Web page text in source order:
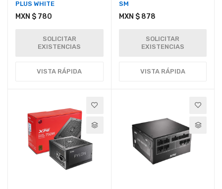
PLUS WHITE
MXN $ 780
SOLICITAR
EXISTENCIAS
VISTA RÁPIDA
SM
MXN $ 878
SOLICITAR
EXISTENCIAS
VISTA RÁPIDA